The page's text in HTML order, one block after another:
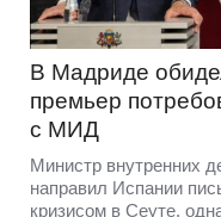
В Мадриде
премьер
с МИД
Министр внутренних
направил Испании
кризисом в Сеуте,